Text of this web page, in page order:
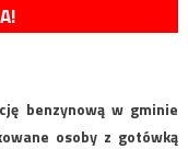
benzynową w gminie
osoby z gotówką